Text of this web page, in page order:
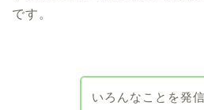
です。
いろんなことを発